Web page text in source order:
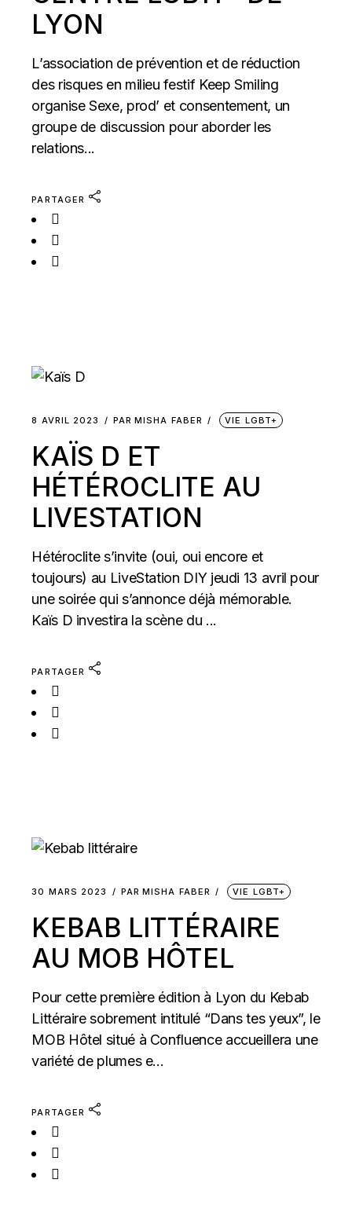
LYON
L’association de prévention et de réduction
des risques en milieu festif Keep Smiling
organise Sexe, prod’ et consentement, un
groupe de discussion pour aborder les
relations...
PARTAGER
8 AVRIL 2023 PAR MISHA FABER VIE LGBT+
KAÏS D ET
HÉTÉROCLITE AU
LIVESTATION
Hétéroclite s’invite (oui, oui encore et
toujours) au LiveStation DIY jeudi 13 avril pour
une soirée qui s’annonce déjà mémorable.
Kaïs D investira la scène du ...
PARTAGER
30 MARS 2023 PAR MISHA FABER VIE LGBT+
KEBAB LITTÉRAIRE
AU MOB HÔTEL
Pour cette première édition à Lyon du Kebab
Littéraire sobrement intitulé “Dans tes yeux”, le
MOB Hôtel situé à Confluence accueillera une
variété de plumes e...
PARTAGER